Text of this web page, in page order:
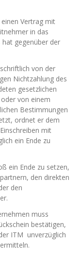
Vertrag mit
in das
gegenüber der
von der
Nichtzahlung des
gesetzlichen
von einem
Bestimmungen
ordnet er dem
mit
ein Ende zu
ein Ende zu setzen,
den direkten
den
muss
bestätigen,
ITM unverzüglich